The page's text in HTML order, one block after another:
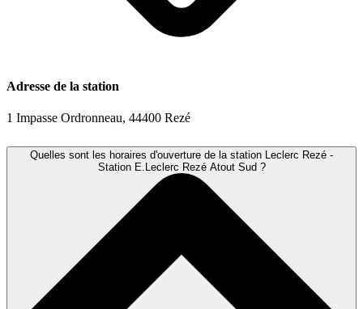
Adresse de la station
1 Impasse Ordronneau, 44400 Rezé
Quelles sont les horaires d'ouverture de la station Leclerc Rezé -
Station E.Leclerc Rezé Atout Sud ?